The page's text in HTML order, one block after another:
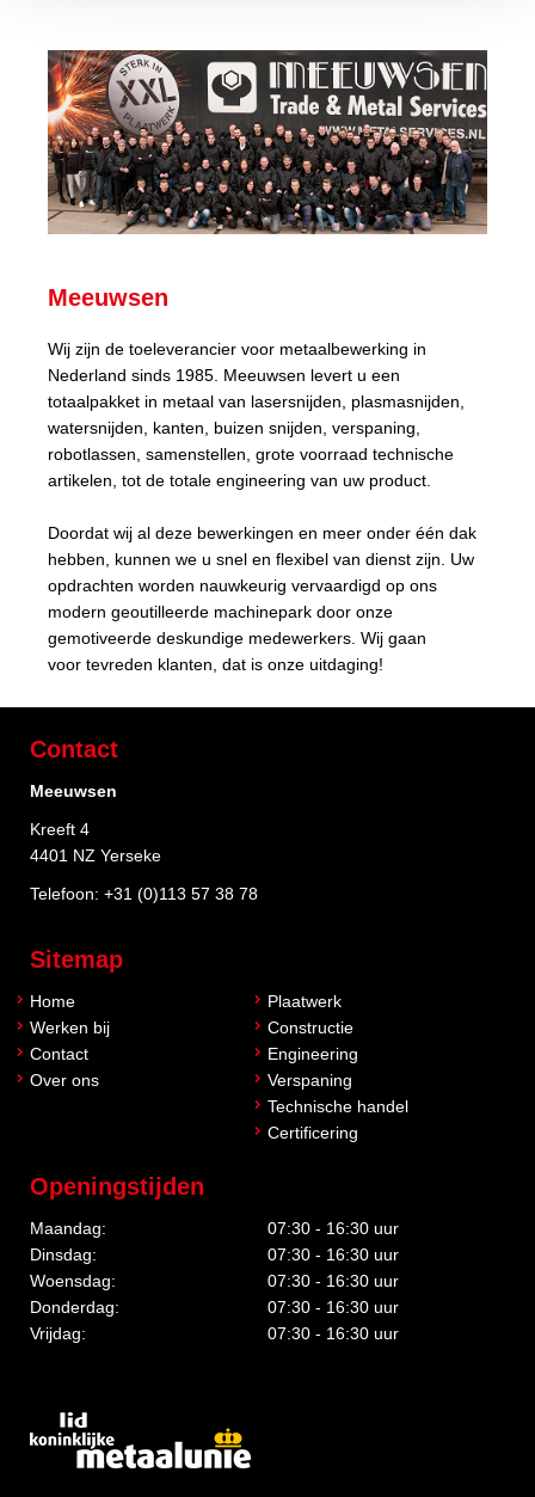
Meeuwsen
Wij zijn de toeleverancier voor metaalbewerking in
Nederland sinds 1985. Meeuwsen levert u een
totaalpakket in metaal van lasersnijden, plasmasnijden,
watersnijden, kanten, buizen snijden, verspaning,
robotlassen, samenstellen, grote voorraad technische
artikelen, tot de totale engineering van uw product.
Doordat wij al deze bewerkingen en meer onder één dak
hebben, kunnen we u snel en flexibel van dienst zijn. Uw
opdrachten worden nauwkeurig vervaardigd op ons
modern geoutilleerde machinepark door onze
gemotiveerde deskundige medewerkers. Wij gaan
voor tevreden klanten, dat is onze uitdaging!
Contact
Meeuwsen
Kreeft 4
4401 NZ Yerseke
Telefoon: +31 (0)113 57 38 78
Sitemap
Home
Werken bij
Contact
Over ons
Plaatwerk
Constructie
Engineering
Verspaning
Technische handel
Certificering
Openingstijden
Maandag:
07:30 - 16:30 uur
Dinsdag:
07:30 - 16:30 uur
Woensdag:
07:30 - 16:30 uur
Donderdag:
07:30 - 16:30 uur
Vrijdag:
07:30 - 16:30 uur